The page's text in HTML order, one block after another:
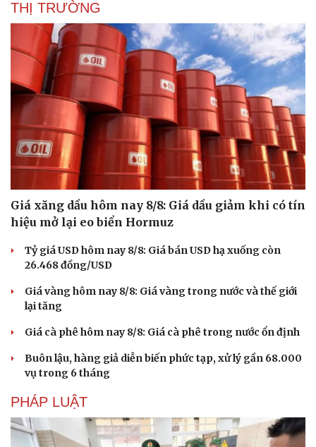
THỊ TRƯỜNG
Giá xăng dầu hôm nay 8/8: Giá dầu giảm khi có tín
hiệu mở lại eo biển Hormuz
Tỷ giá USD hôm nay 8/8: Giá bán USD hạ xuống còn
26.468 đồng/USD
Giá vàng hôm nay 8/8: Giá vàng trong nước và thế giới
lại tăng
Giá cà phê hôm nay 8/8: Giá cà phê trong nước ổn định
Buôn lậu, hàng giả diễn biến phức tạp, xử lý gần 68.000
vụ trong 6 tháng
PHÁP LUẬT